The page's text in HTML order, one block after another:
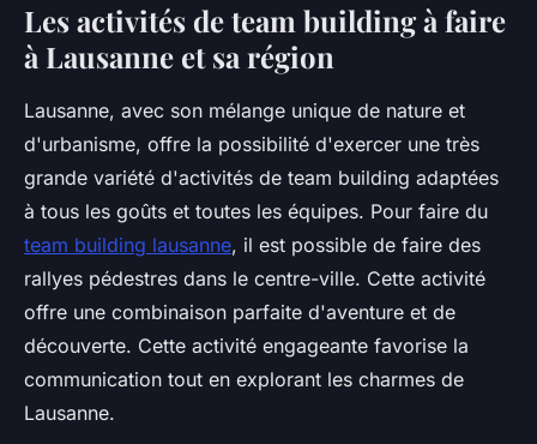
Les activités de team building à faire
à Lausanne et sa région
Lausanne, avec son mélange unique de nature et
d'urbanisme, offre la possibilité d'exercer une très
grande variété d'activités de team building adaptées
à tous les goûts et toutes les équipes. Pour faire du
team building lausanne, il est possible de faire des
rallyes pédestres dans le centre-ville. Cette activité
offre une combinaison parfaite d'aventure et de
découverte. Cette activité engageante favorise la
communication tout en explorant les charmes de
Lausanne.